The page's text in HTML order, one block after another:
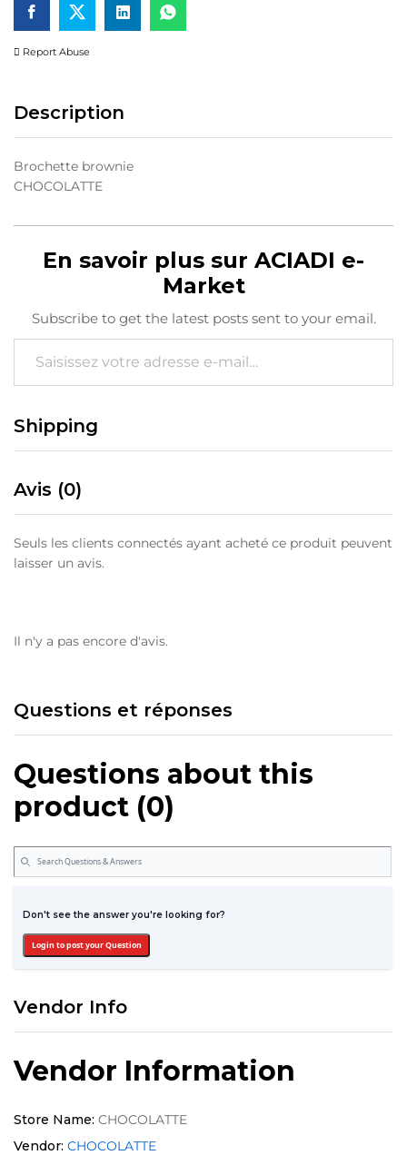
Report Abuse
Description
Brochette brownie
CHOCOLATTE
En savoir plus sur ACIADI e-
Market
Subscribe to get the latest posts sent to your email.
Saisissez votre adresse e-mail…
Shipping
Avis (0)
Seuls les clients connectés ayant acheté ce produit peuvent
laisser un avis.
Il n'y a pas encore d'avis.
Questions et réponses
Questions about this
product (0)
Don't see the answer you're looking for?
Login to post your Question
Vendor Info
Vendor Information
Store Name: CHOCOLATTE
Vendor: CHOCOLATTE